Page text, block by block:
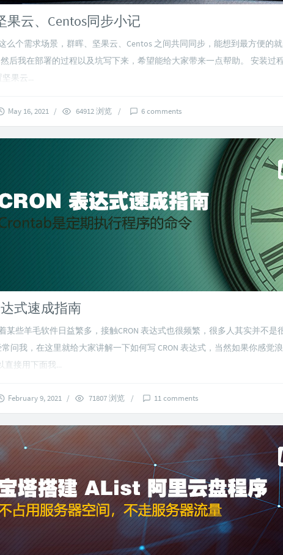
果云、Centos同步小记
么个需求场景，群晖、坚果云、Centos 之间共同同步，能想到最方便的就
后我在部署的过程以及坑写下来，希望能给大家带来一点帮助。 安装过
果云...
May 16, 2021 / 64912 浏览 / 6 comments
达式速成指南
某些羊毛软件日益繁多，接触CRON 表达式也很频繁，很多人其实并不是
问我，在这里就给大家讲解一下如何写 CRON 表达式，当然如果你感觉
接用下面我...
February 9, 2021 / 71807 浏览 / 11 comments